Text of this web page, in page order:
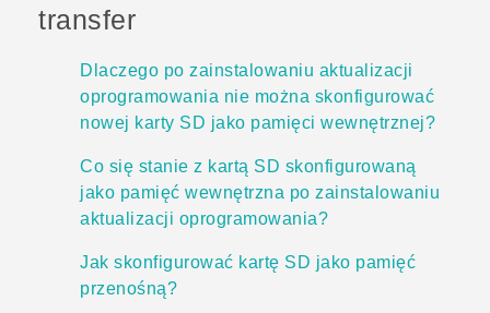
VIVERSE
POMOC TECHNICZNA
Urządzenia i akcesoria HTC
Zaloguj się
transfer
Dlaczego po zainstalowaniu aktualizacji
oprogramowania nie można skonfigurować
nowej karty SD jako pamięci wewnętrznej?
Co się stanie z kartą SD skonfigurowaną
jako pamięć wewnętrzna po zainstalowaniu
aktualizacji oprogramowania?
Jak skonfigurować kartę SD jako pamięć
przenośną?